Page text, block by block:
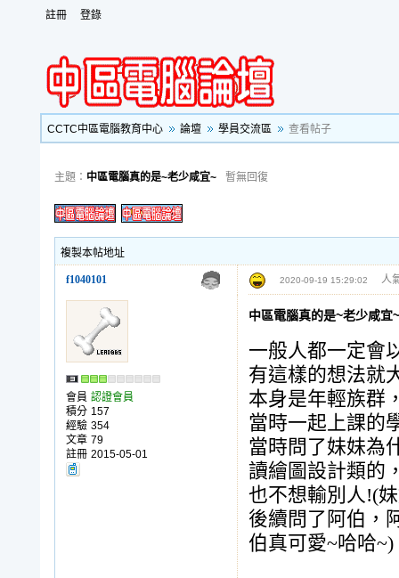
註冊 登錄
CCTC中區電腦教育中心 論壇 學員交流區 查看帖子
主題： 中區電腦真的是~老少咸宜~ 暫無回復
複製本帖地址
f1040101 2020-09-19 15:29:02 人
會員 認證會員
積分 157
經驗 354
文章 79
註冊 2015-05-01
中區電腦真的是~老少咸宜~
一般人都一定會
有這樣的想法就
本身是年輕族群
當時一起上課的
當時問了妹妹為
讀繪圖設計類的
也不想輸別人!(
後續問了阿伯，
伯真可愛~哈哈~)